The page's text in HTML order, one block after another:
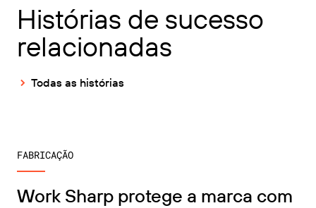
Histórias de sucesso
relacionadas
Todas as histórias
FABRICAÇÃO
Work Sharp protege a marca com